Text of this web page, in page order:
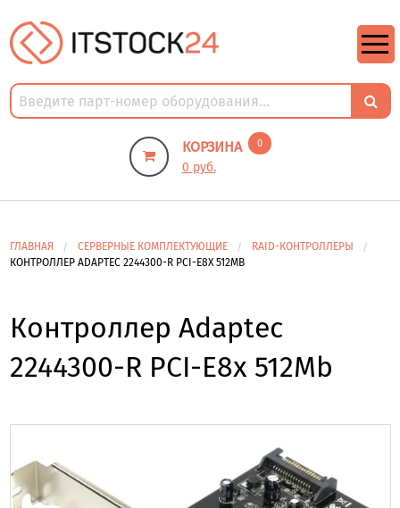
КОРЗИНА 0
0 руб.
ГЛАВНАЯ СЕРВЕРНЫЕ КОМПЛЕКТУЮЩИЕ
RAID-КОНТРОЛЛЕРЫ
КОНТРОЛЛЕР ADAPTEC 2244300-R PCI-E8X 512MB
Контроллер Adaptec
2244300-R PCI-E8x 512Mb